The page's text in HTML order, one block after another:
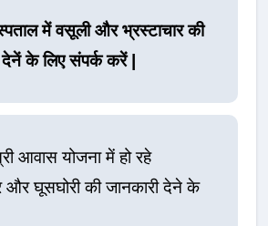
में वसूली और भ्रस्टाचार की
देनें के लिए संपर्क करें |
आवास योजना में हो रहे
और घूसघोरी की जानकारी देने के